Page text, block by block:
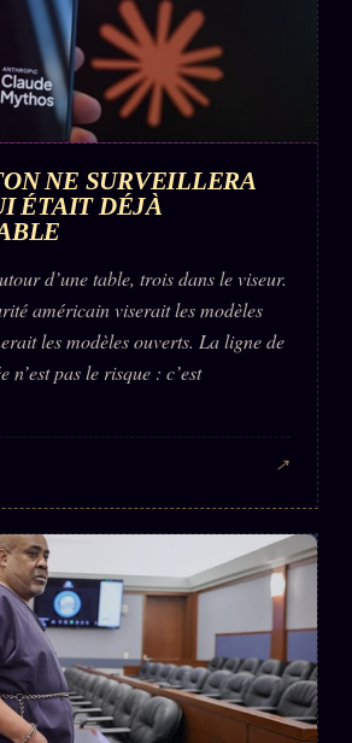
NE SURVEILLERA
ÉTAIT DÉJÀ
d’une table, trois dans le viseur.
américain viserait les modèles
les modèles ouverts. La ligne de
n’est pas le risque : c’est
↗